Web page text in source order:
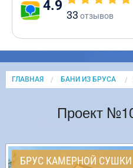
4.9
33 отзывов
ГЛАВНАЯ БАНИ ИЗ БРУСА
Проект
БРУС КАМЕРНОЙ СУШКИ